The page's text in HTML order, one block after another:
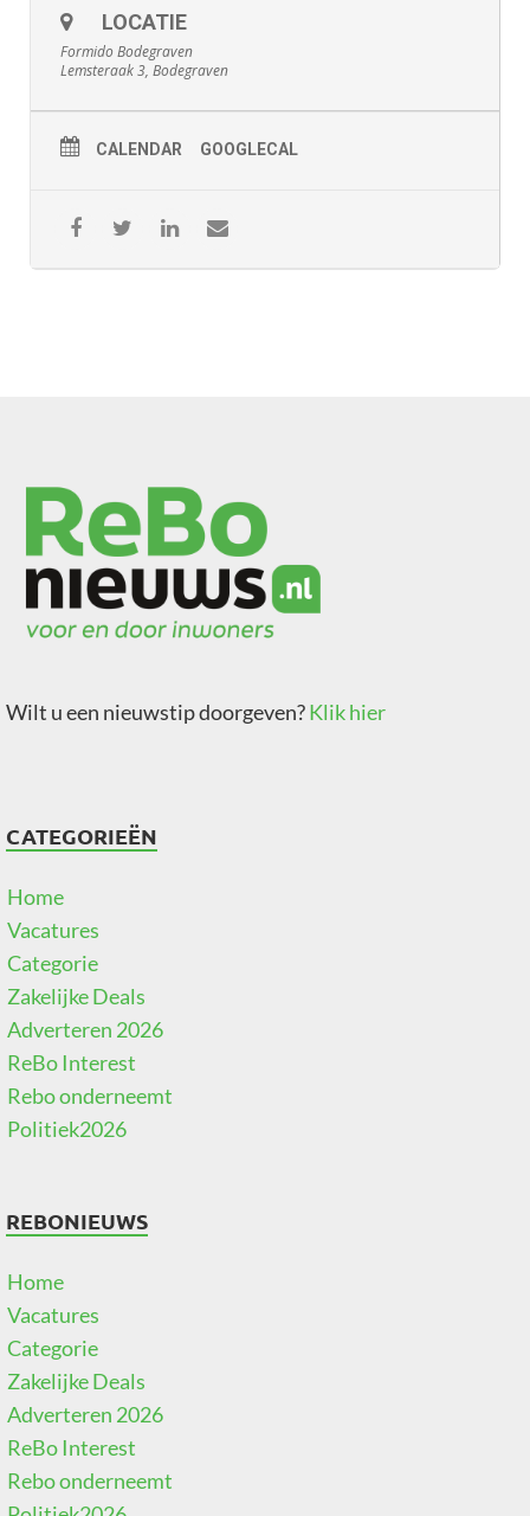
LOCATIE
Formido Bodegraven
Lemsteraak 3, Bodegraven
CALENDAR GOOGLECAL
Wilt u een nieuwstip doorgeven?Klik hier
CATEGORIEËN
Home
Vacatures
Categorie
Zakelijke Deals
Adverteren 2026
ReBo Interest
Rebo onderneemt
Politiek2026
REBONIEUWS
Home
Vacatures
Categorie
Zakelijke Deals
Adverteren 2026
ReBo Interest
Rebo onderneemt